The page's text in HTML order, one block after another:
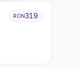
RON319